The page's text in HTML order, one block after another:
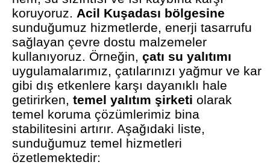
koruyoruz. Acil Kuşadası bölgesine
sunduğumuz hizmetlerde, enerji tasarrufu
sağlayan çevre dostu malzemeler
kullanıyoruz. Örneğin,çatı su yalıtımı
uygulamalarımız, çatılarınızı yağmur ve kar
gibi dış etkenlere karşı dayanıklı hale
getirirken,temel yalıtım şirketi olarak
temel koruma çözümlerimiz bina
stabilitesini artırır. Aşağıdaki liste,
sunduğumuz temel hizmetleri
özetlemektedir: